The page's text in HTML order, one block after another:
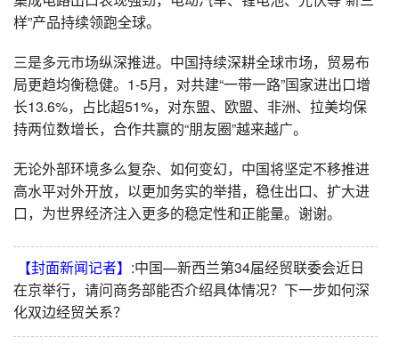
样”产品持续领跑全球。
三是多元市场纵深推进。中国持续深耕全球市场，贸易布
局更趋均衡稳健。1-5月，对共建“一带一路”国家进出口增
长13.6%，占比超51%，对东盟、欧盟、非洲、拉美均保
持两位数增长，合作共赢的“朋友圈”越来越广。
无论外部环境多么复杂、如何变幻，中国将坚定不移推进
高水平对外开放，以更加务实的举措，稳住出口、扩大进
口，为世界经济注入更多的稳定性和正能量。谢谢。
【封面新闻记者】:中国—新西兰第34届经贸联委会近日
在京举行，请问商务部能否介绍具体情况？下一步如何深
化双边经贸关系？